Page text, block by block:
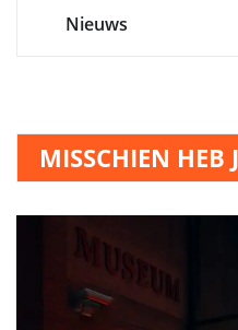
Nieuws
MISSCHIEN HEB